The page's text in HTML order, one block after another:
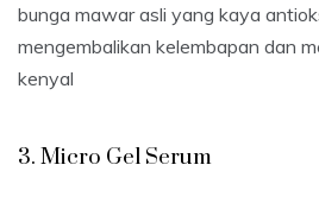
bunga mawar asli yang kaya
mengembalikan kelembapan dan
kenyal
3. Micro Gel Serum